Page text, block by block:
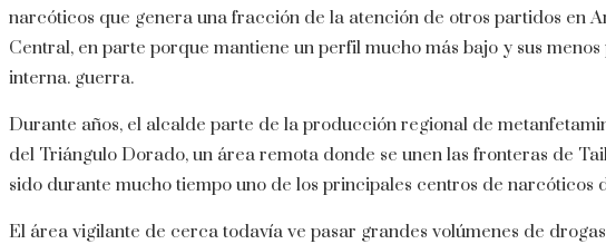
narcóticos que genera una fracción de la atención de otros partidos en
Central, en parte porque mantiene un perfil mucho más bajo y sus
interna. guerra.
Durante años, el alcalde parte de la producción regional de
del Triángulo Dorado, un área remota donde se unen las fronteras de
sido durante mucho tiempo uno de los principales centros de narcóticos
El área vigilante de cerca todavía ve pasar grandes volúmenes de